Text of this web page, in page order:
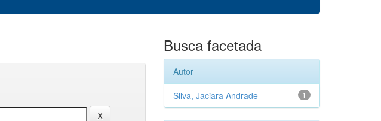
Busca facetada
Autor
1
Silva, Jaciara Andrade